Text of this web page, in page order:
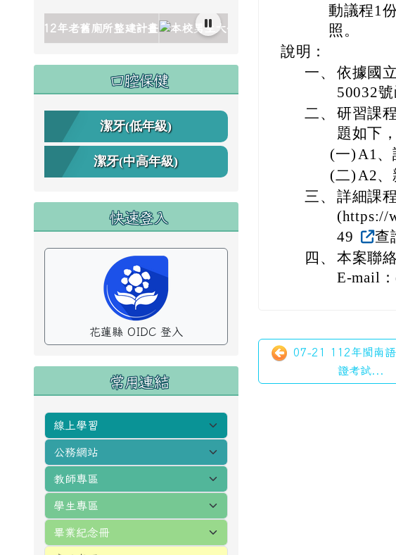
to https://www.cdps.hlc.edu.tw/uploads/tad_blocks/image/
to https://www.cdps.hlc.edu.tw/uploads/tad_blocks/image/
to https://www.cdps.hlc.edu.tw/uploads/tad_blocks/image/
to https://www.cdps.hlc.edu.tw/uploads/tad_blocks/image/
to https://www.cdps.hlc.edu.tw/uploads/tad_blocks/image/
link to https://www.cdps.hlc.edu.tw/uploads/tad_blocks/
link to https://
口腔保健
潔牙(低年級)
潔牙(中高年級)
快速登入
花蓮縣 OIDC 登入
常用連結
動議程1
照。
說明：
一、 依據國
50032號
二、 研習課
題如下
(一)A1、
(二)A2、
三、 詳細課
(https://
49
查
四、 本案聯
E-mail
07-21 112年閩南
證考試...